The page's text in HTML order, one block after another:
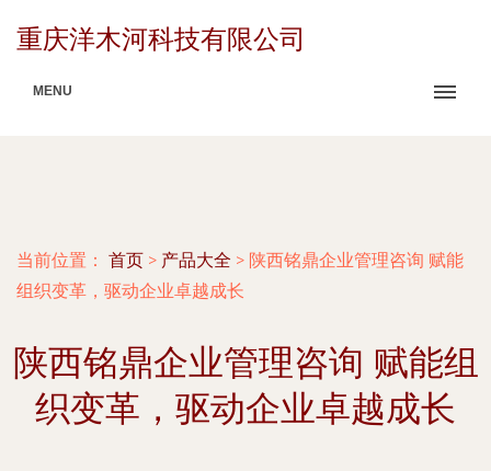
重庆洋木河科技有限公司
MENU
当前位置： 首页 > 产品大全 > 陕西铭鼎企业管理咨询 赋能
组织变革，驱动企业卓越成长
陕西铭鼎企业管理咨询 赋能组
织变革，驱动企业卓越成长